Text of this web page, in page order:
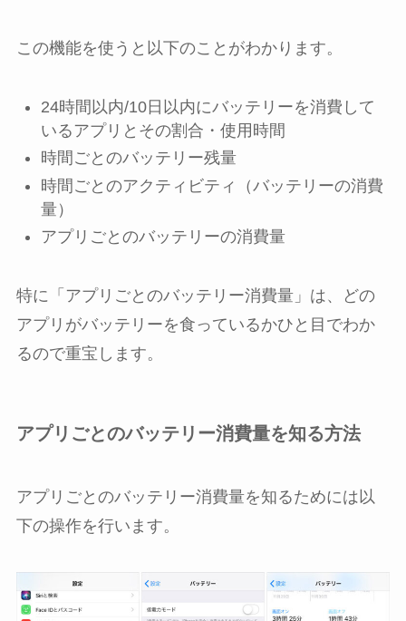
この機能を使うと以下のことがわかります。
24時間以内/10日以内にバッテリーを消費して
いるアプリとその割合・使用時間
時間ごとのバッテリー残量
時間ごとのアクティビティ（バッテリーの消費
量）
アプリごとのバッテリーの消費量
特に「アプリごとのバッテリー消費量」は、どの
アプリがバッテリーを食っているかひと目でわか
るので重宝します。
アプリごとのバッテリー消費量を知る方法
アプリごとのバッテリー消費量を知るためには以
下の操作を行います。